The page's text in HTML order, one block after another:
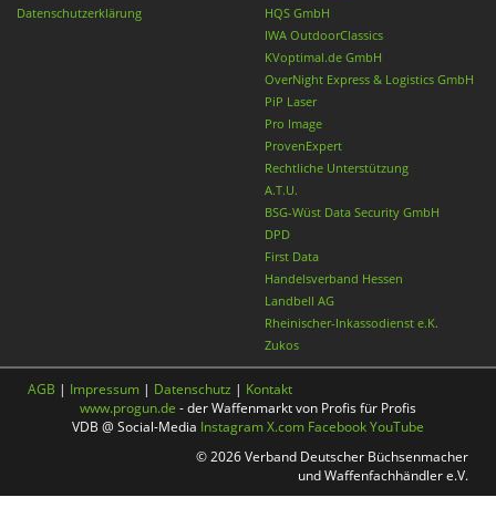
Datenschutzerklärung
HQS GmbH
IWA OutdoorClassics
KVoptimal.de GmbH
OverNight Express & Logistics GmbH
PiP Laser
Pro Image
ProvenExpert
Rechtliche Unterstützung
A.T.U.
BSG-Wüst Data Security GmbH
DPD
First Data
Handelsverband Hessen
Landbell AG
Rheinischer-Inkassodienst e.K.
Zukos
AGB | Impressum | Datenschutz | Kontakt
www.progun.de - der Waffenmarkt von Profis für Profis
VDB @ Social-Media InstagramX.com FacebookYouTube
© 2026 Verband Deutscher Büchsenmacher
und Waffenfachhändler e.V.